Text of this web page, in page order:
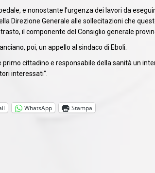
e nonostante l’urgenza dei lavori da
Direzione Generale alle sollecitazioni che
il componente del Consiglio generale
poi, un appello al sindaco di Eboli.
primo cittadino e responsabile della sanità un
interessati”.
WhatsApp Stampa